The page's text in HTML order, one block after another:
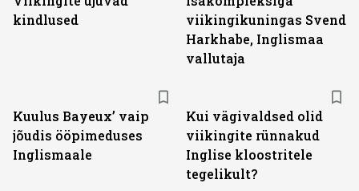
kindlused
viikingikuningas Svend
Harkhabe, Inglismaa
vallutaja
Kuulus Bayeux’ vaip
jõudis ööpimeduses
Inglismaale
Kui vägivaldsed olid
viikingite rünnakud
Inglise kloostritele
tegelikult?